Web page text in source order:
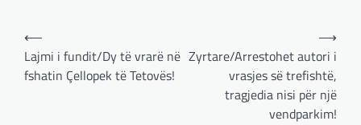
Post
navigation
⟵
Lajmi i fundit/Dy të vrarë në
fshatin Çellopek të Tetovës!
Zyrtare/Arrestohet autori i
vrasjes së trefishtë,
tragjedia nisi për një
vendparkim!
⟶
400 miliardë euro për mbrojtje
adminadmin March 4, 2025
Gjermania ndodhet aktualisht në kulmin e
përpjekjeve për krijimin e qeverisë dhe koha